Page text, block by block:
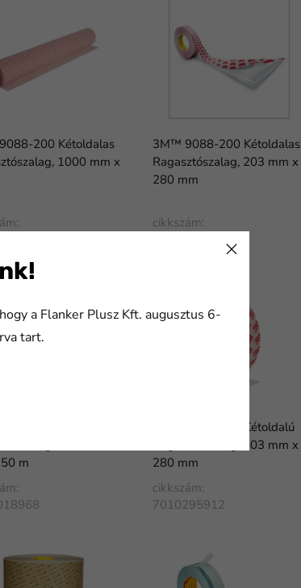
200 Kétoldalas
1000 mm x
3M™ 9088-200 Kétoldalas
Ragasztószalag, 203 mm x
280 mm
cikkszám:
m
3M™ 9088-200 Kétoldalú
Ragasztószalag, 203 mm x
280 mm
cikkszám:
7010295912
a Flanker Plusz Kft. augusztus 6-
tart.